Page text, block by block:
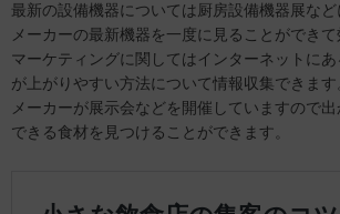
最新の設備機器については厨房設備機器展な
メーカーの最新機器を一度に見ることができ
マーケティングに関してはインターネットに
が上がりやすい方法について情報収集できま
メーカーが展示会などを開催していますので
できる食材を見つけることができます。